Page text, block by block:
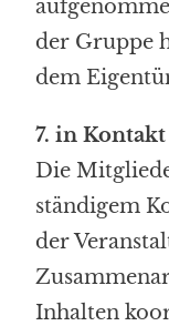
der Gruppe
dem
7. in
Die
ständigem
der
Inhalten